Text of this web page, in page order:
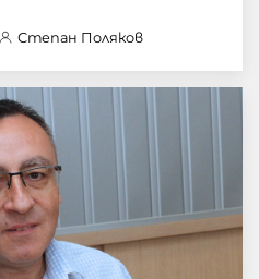
Степан Поляков